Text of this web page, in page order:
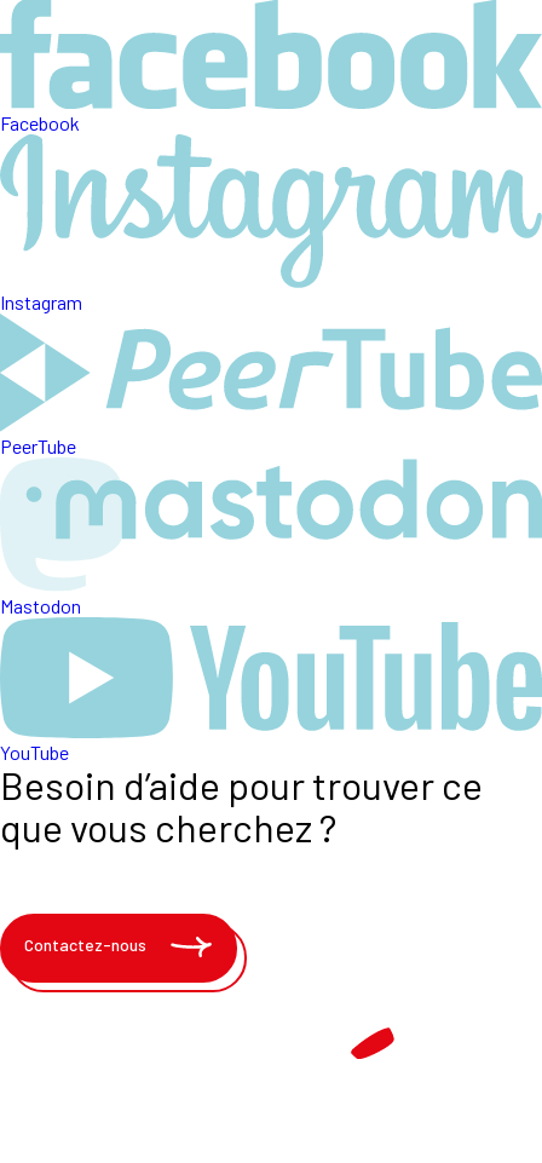
Facebook
Instagram
PeerTube
Mastodon
YouTube
Besoin d’aide pour trouver ce
que vous cherchez ?
Contactez-nous